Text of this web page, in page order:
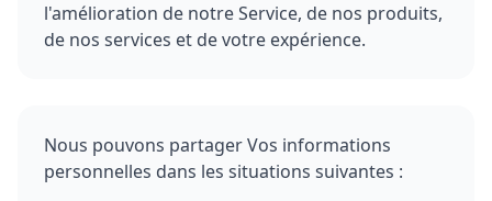
l'amélioration de notre Service, de nos produits,
de nos services et de votre expérience.
Nous pouvons partager Vos informations
personnelles dans les situations suivantes :